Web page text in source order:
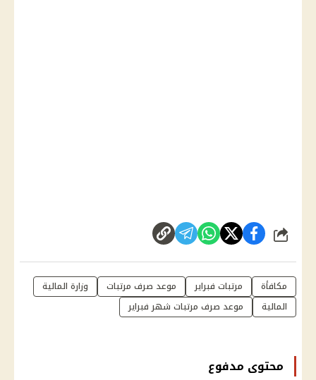
شارك
مكافأة مرتبات فبراير موعد صرف مرتبات
وزارة المالية
المالية
موعد صرف مرتبات شهر فبراير
محتوى مدفوع